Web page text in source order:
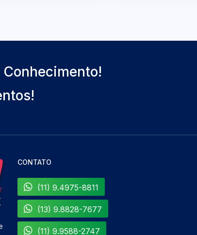
Conhecimento!
CONTATO
(11) 9.4975-8811
(13) 9.8828-7677
(11) 9.9588-2747